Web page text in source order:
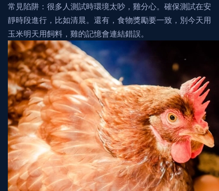
常見陷阱：很多人測試時環境太吵，雞分心。確保測試在安
靜時段進行，比如清晨。還有，食物獎勵要一致，別今天用
玉米明天用飼料，雞的記憶會連結錯誤。